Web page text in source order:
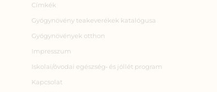
Címkék
Gyógynövény teakeverékek katalógusa
Gyógynövények otthon
Impresszum
Iskolai/óvodai egészség‑ és jóllét program
Kapcsolat